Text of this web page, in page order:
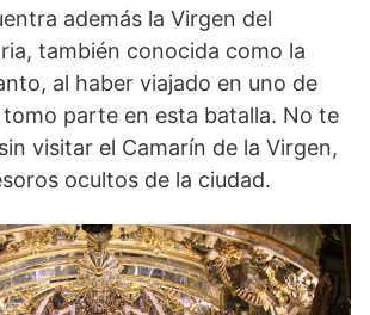
además la Virgen del
también conocida como la
al haber viajado en uno de
tomo parte en esta batalla. No te
visitar el Camarín de la Virgen,
ocultos de la ciudad.